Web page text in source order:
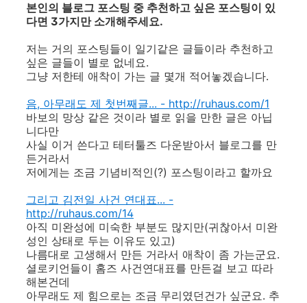
본인의 블로그 포스팅 중 추천하고 싶은 포스팅이 있
다면 3가지만 소개해주세요.
저는 거의 포스팅들이 일기같은 글들이라 추천하고
싶은 글들이 별로 없네요.
그냥 저한테 애착이 가는 글 몇개 적어놓겠습니다.
음, 아무래도 제 첫번째글... - http://ruhaus.com/1
바보의 망상 같은 것이라 별로 읽을 만한 글은 아닙
니다만
사실 이거 쓴다고 테터툴즈 다운받아서 블로그를 만
든거라서
저에게는 조금 기념비적인(?) 포스팅이라고 할까요
그리고 김전일 사건 연대표... -
http://ruhaus.com/14
아직 미완성에 미숙한 부분도 많지만(귀찮아서 미완
성인 상태로 두는 이유도 있고)
나름대로 고생해서 만든 거라서 애착이 좀 가는군요.
셜로키언들이 홈즈 사건연대표를 만든걸 보고 따라
해본건데
아무래도 제 힘으로는 조금 무리였던건가 싶군요. 추